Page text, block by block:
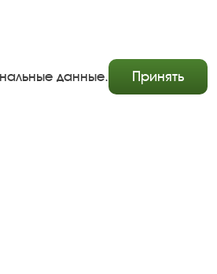
Copyright © http://www.plyos.org
данные. Принять